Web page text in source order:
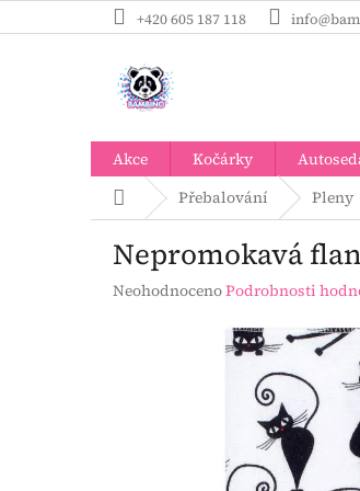
na
+420 605 187 118
Akce Kočárky
Domů Přebalování Pleny
Nepromokavá
Průměrné
NeohodnocenoPodrobnosti